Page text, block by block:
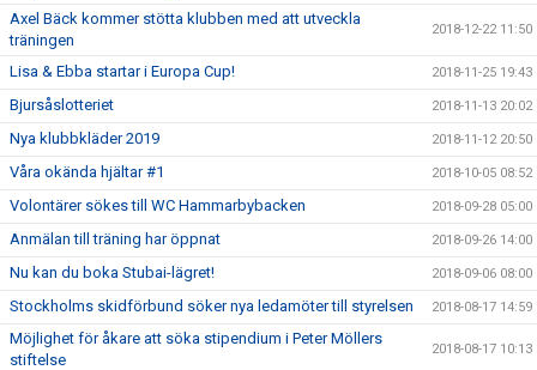
Axel Bäck kommer stötta klubben med att utveckla
träningen
2018-12-22 11:50
Lisa & Ebba startar i Europa Cup! 2018-11-25 19:43
Bjursåslotteriet 2018-11-13 20:02
Nya klubbkläder 2019 2018-11-12 20:50
Våra okända hjältar #1 2018-10-05 08:52
Volontärer sökes till WC Hammarbybacken 2018-09-28 05:00
Anmälan till träning har öppnat 2018-09-26 14:00
Nu kan du boka Stubai-lägret! 2018-09-06 08:00
Stockholms skidförbund söker nya ledamöter till styrelsen 2018-08-17 14:59
Möjlighet för åkare att söka stipendium i Peter Möllers
stiftelse
2018-08-17 10:13